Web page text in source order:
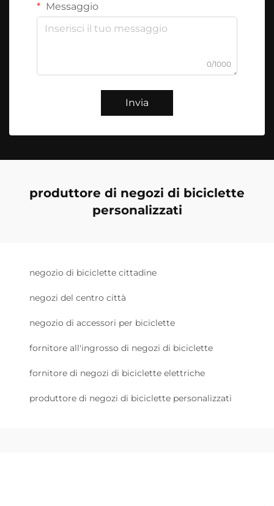
Messaggio
0/1000
Invia
produttore di negozi di biciclette
personalizzati
negozio di biciclette cittadine
negozi del centro città
negozio di accessori per biciclette
fornitore all'ingrosso di negozi di biciclette
fornitore di negozi di biciclette elettriche
produttore di negozi di biciclette personalizzati